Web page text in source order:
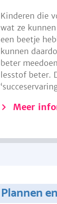
Kinderen die
wat ze
een beetje
kunnen
beter
lesstof beter.
Meer
Plannen